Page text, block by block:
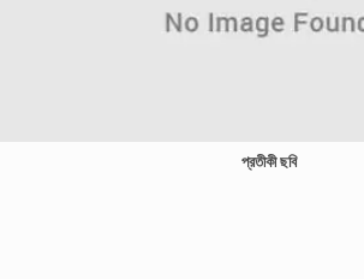
প্রতীকী ছবি